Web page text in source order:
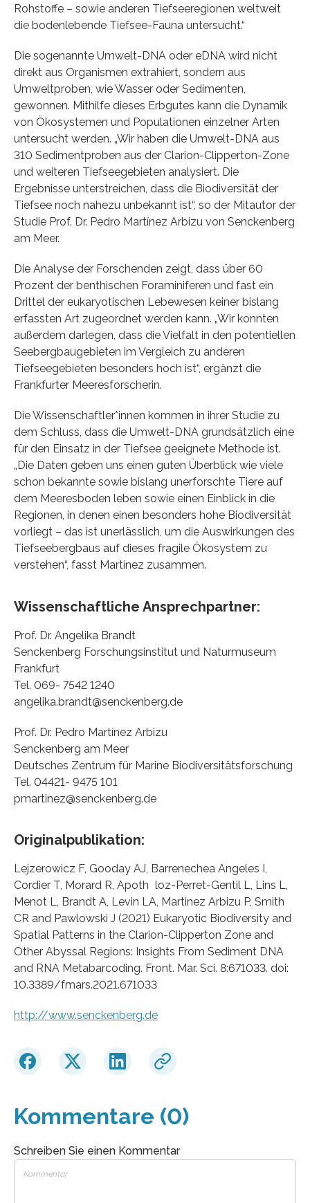
Rohstoffe – sowie anderen Tiefseeregionen weltweit
die bodenlebende Tiefsee-Fauna untersucht.“
Die sogenannte Umwelt-DNA oder eDNA wird nicht
direkt aus Organismen extrahiert, sondern aus
Umweltproben, wie Wasser oder Sedimenten,
gewonnen. Mithilfe dieses Erbgutes kann die Dynamik
von Ökosystemen und Populationen einzelner Arten
untersucht werden. „Wir haben die Umwelt-DNA aus
310 Sedimentproben aus der Clarion-Clipperton-Zone
und weiteren Tiefseegebieten analysiert. Die
Ergebnisse unterstreichen, dass die Biodiversität der
Tiefsee noch nahezu unbekannt ist“, so der Mitautor der
Studie Prof. Dr. Pedro Martínez Arbizu von Senckenberg
am Meer.
Die Analyse der Forschenden zeigt, dass über 60
Prozent der benthischen Foraminiferen und fast ein
Drittel der eukaryotischen Lebewesen keiner bislang
erfassten Art zugeordnet werden kann. „Wir konnten
außerdem darlegen, dass die Vielfalt in den potentiellen
Seebergbaugebieten im Vergleich zu anderen
Tiefseegebieten besonders hoch ist“, ergänzt die
Frankfurter Meeresforscherin.
Die Wissenschaftler*innen kommen in ihrer Studie zu
dem Schluss, dass die Umwelt-DNA grundsätzlich eine
für den Einsatz in der Tiefsee geeignete Methode ist.
„Die Daten geben uns einen guten Überblick wie viele
schon bekannte sowie bislang unerforschte Tiere auf
dem Meeresboden leben sowie einen Einblick in die
Regionen, in denen einen besonders hohe Biodiversität
vorliegt – das ist unerlässlich, um die Auswirkungen des
Tiefseebergbaus auf dieses fragile Ökosystem zu
verstehen“, fasst Martínez zusammen.
Wissenschaftliche Ansprechpartner:
Prof. Dr. Angelika Brandt
Senckenberg Forschungsinstitut und Naturmuseum
Frankfurt
Tel. 069- 7542 1240
angelika.brandt@senckenberg.de
Prof. Dr. Pedro Martínez Arbizu
Senckenberg am Meer
Deutsches Zentrum für Marine Biodiversitätsforschung
Tel. 04421- 9475 101
pmartinez@senckenberg.de
Originalpublikation:
Lejzerowicz F, Gooday AJ, Barrenechea Angeles I,
Cordier T, Morard R, Apoth loz-Perret-Gentil L, Lins L,
Menot L, Brandt A, Levin LA, Martinez Arbizu P, Smith
CR and Pawlowski J (2021) Eukaryotic Biodiversity and
Spatial Patterns in the Clarion-Clipperton Zone and
Other Abyssal Regions: Insights From Sediment DNA
and RNA Metabarcoding. Front. Mar. Sci. 8:671033. doi:
10.3389/fmars.2021.671033
http://www.senckenberg.de
Kommentare (0)
Schreiben Sie einen Kommentar